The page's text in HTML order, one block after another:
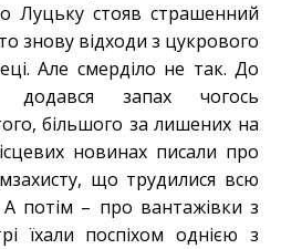
Луцьку стояв страшенний
знову відходи з цукрового
Але смерділо не так. До
додався запах чогось
більшого за лишених на
новинах писали про
що трудилися всю
А потім – про вантажівки з
їхали поспіхом однією з